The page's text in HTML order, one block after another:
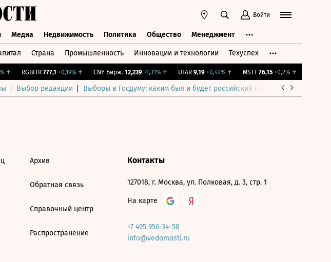
Войти
Медиа Недвижимость Политика Общество Менеджмент
Страна Промышленность Инновации и технологии Техуспех
↑ RGBITR 777,1 +0,19%↑ CNY Бирж. 12,239 +1,31%↑ UTAR 9,19 +0,44%↑ MSTT 76,15 +0,2%↑
Выбор редакции Выборы в Госдуму: каким был и будет российский парламент
Архив
Обратная связь
Справочный центр
Распространение
Контакты
127018, г. Москва, ул. Полковая, д. 3, стр. 1
На карте
+7 495 956-34-58
info@vedomosti.ru